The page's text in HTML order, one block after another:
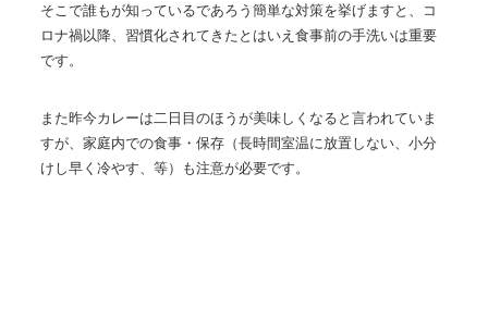
そこで誰もが知っているであろう簡単な対策を挙げますと、コ
ロナ禍以降、習慣化されてきたとはいえ食事前の手洗いは重要
です。
また昨今カレーは二日目のほうが美味しくなると言われていま
すが、家庭内での食事・保存（長時間室温に放置しない、小分
けし早く冷やす、等）も注意が必要です。